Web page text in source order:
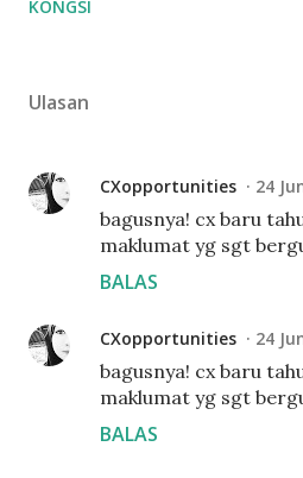
KONGSI
Ulasan
CXopportunities 24
bagusnya! cx baru
maklumat yg sgt
BALAS
CXopportunities 24
bagusnya! cx baru
maklumat yg sgt
BALAS